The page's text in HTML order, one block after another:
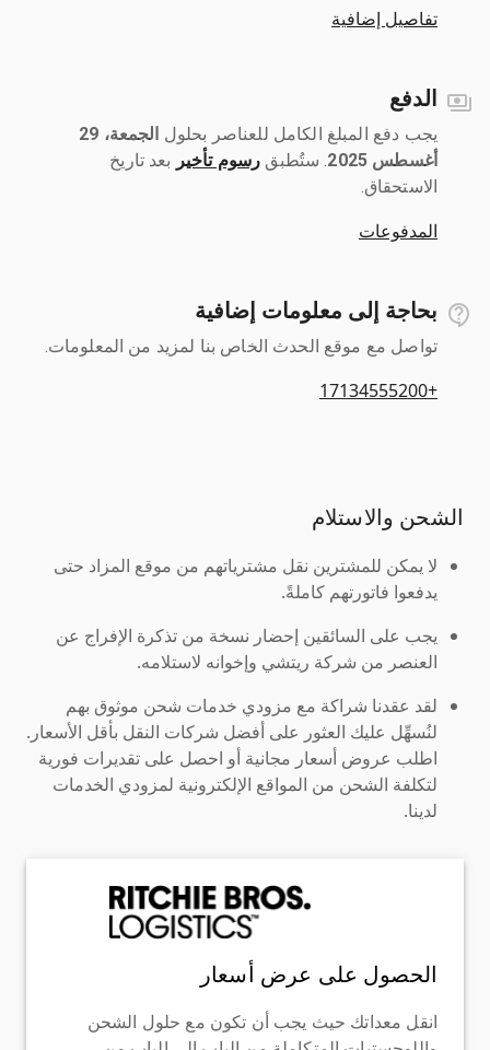
تفاصيل إضافية
الدفع
يجب دفع المبلغ الكامل للعناصر بحلول ‎
الجمعة، 29
أغسطس 2025
رسوم تأخير بعد تاريخ
الاستحقاق.
المدفوعات
بحاجة إلى معلومات إضافية
تواصل مع موقع الحدث الخاص بنا لمزيد من المعلومات.
+17134555200
الشحن والاستلام
لا يمكن للمشترين نقل مشترياتهم من موقع المزاد حتى
يدفعوا فاتورتهم كاملةً.
يجب على السائقين إحضار نسخة من تذكرة الإفراج عن
العنصر من شركة ريتشي وإخوانه لاستلامه.
لقد عقدنا شراكة مع مزودي خدمات شحن موثوق بهم
لنُسهِّل عليك العثور على أفضل شركات النقل بأقل الأسعار.
اطلب عروض أسعار مجانية أو احصل على تقديرات فورية
لتكلفة الشحن من المواقع الإلكترونية لمزودي الخدمات
لدينا.
الحصول على عرض أسعار
انقل معداتك حيث يجب أن تكون مع حلول الشحن